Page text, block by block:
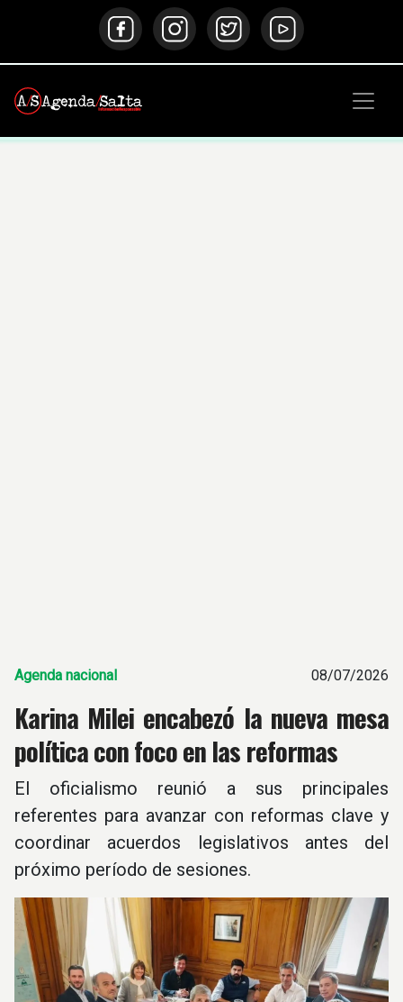
Agenda nacional 08/07/2026
Karina Milei encabezó la nueva mesa
política con foco en las reformas
El oficialismo reunió a sus principales
referentes para avanzar con reformas clave y
coordinar acuerdos legislativos antes del
próximo período de sesiones.